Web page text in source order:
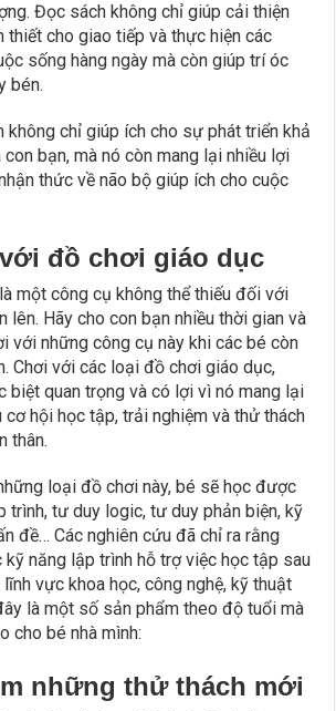
Đọc sách không chỉ giúp cải thiện
thiết cho giao tiếp và thực hiện các
sống hàng ngày mà còn giúp trí óc
bén.
chỉ giúp ích cho sự phát triển khả
bạn, mà nó còn mang lại nhiều lợi
thức về não bộ giúp ích cho cuộc
đồ chơi giáo dục
là một công cụ không thể thiếu đối với
lên. Hãy cho con bạn nhiều thời gian và
với những công cụ này khi các bé còn
Chơi với các loại đồ chơi giáo dục,
biệt quan trọng và có lợi vì nó mang lại
cơ hội học tập, trải nghiệm và thử thách
thân.
loại đồ chơi này, bé sẽ học được
trình, tư duy logic, tư duy phản biện, kỹ
đề… Các nghiên cứu đã chỉ ra rằng
kỹ năng lập trình hỗ trợ việc học tập sau
vực khoa học, công nghệ, kỹ thuật
là một số sản phẩm theo độ tuổi mà
cho bé nhà mình:
những thử thách mới